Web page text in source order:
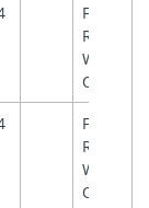
For OEM
Radio
With Aux
Option
For OEM
Radio
With Aux
Option